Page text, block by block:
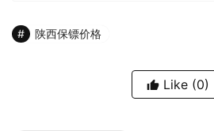
陕西保镖价格
Like (0)